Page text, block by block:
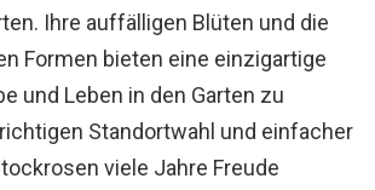
Ihre auffälligen Blüten und die
Formen bieten eine einzigartige
und Leben in den Garten zu
Standortwahl und einfacher
viele Jahre Freude